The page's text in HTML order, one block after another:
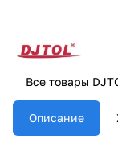
Все товары
Описание